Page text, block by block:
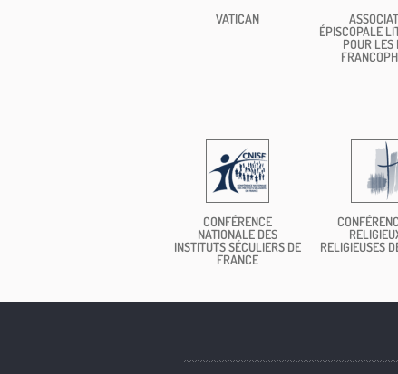
VATICAN
ÉPISCOPALE
POUR LES
CONFÉRENCE
NATIONALE DES
INSTITUTS SÉCULIERS DE
FRANCE
RELIGIEUSES